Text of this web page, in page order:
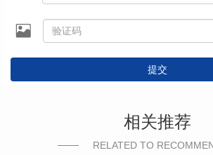
提交
相关推荐
RELATED TO